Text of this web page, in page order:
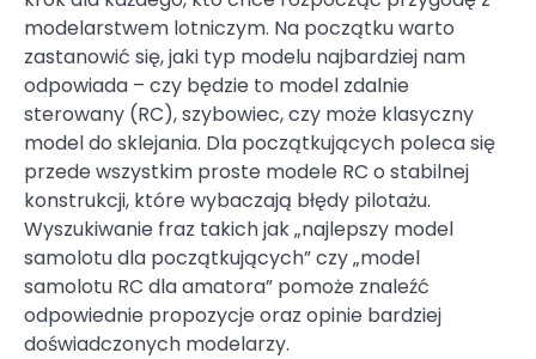
modelarstwem lotniczym. Na początku warto
zastanowić się, jaki typ modelu najbardziej nam
odpowiada – czy będzie to model zdalnie
sterowany (RC), szybowiec, czy może klasyczny
model do sklejania. Dla początkujących poleca się
przede wszystkim proste modele RC o stabilnej
konstrukcji, które wybaczają błędy pilotażu.
Wyszukiwanie fraz takich jak „najlepszy model
samolotu dla początkujących” czy „model
samolotu RC dla amatora” pomoże znaleźć
odpowiednie propozycje oraz opinie bardziej
doświadczonych modelarzy.